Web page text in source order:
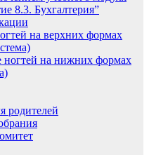
8.3. Бухгалтерия”
на верхних формах
ногтей на нижних формах
родителей